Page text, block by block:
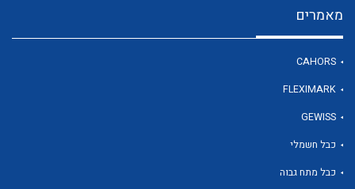
לכל מוצרי היצרן
מאמרים
CAHORS
FLEXIMARK
GEWISS
כבל חשמלי
כבל מתח גבוה